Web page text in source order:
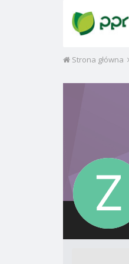
Strona główna